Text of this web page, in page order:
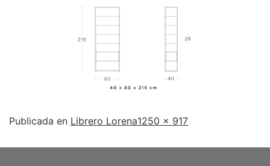
Publicada en Librero Lorena1250 × 917